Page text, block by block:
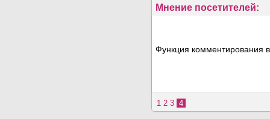
Мнение посетителей:
Функция комментирования
1 2 3 4